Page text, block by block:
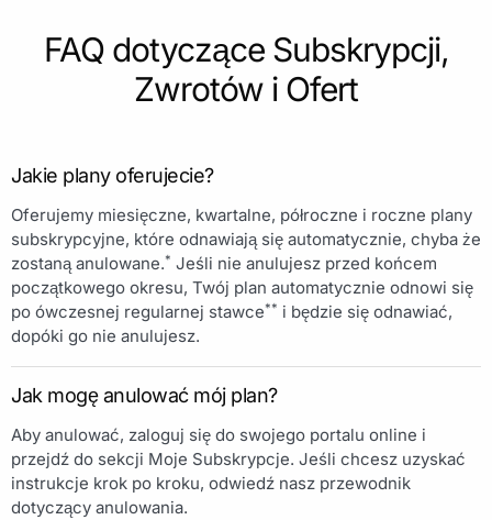
FAQ dotyczące Subskrypcji,
Zwrotów i Ofert
Jakie plany oferujecie?
Oferujemy miesięczne, kwartalne, półroczne i roczne plany
subskrypcyjne, które odnawiają się automatycznie, chyba że
zostaną anulowane.* Jeśli nie anulujesz przed końcem
początkowego okresu, Twój plan automatycznie odnowi się
po ówczesnej regularnej stawce** i będzie się odnawiać,
dopóki go nie anulujesz.
Jak mogę anulować mój plan?
Aby anulować, zaloguj się do swojego portalu online i
przejdź do sekcji Moje Subskrypcje. Jeśli chcesz uzyskać
instrukcje krok po kroku, odwiedź nasz przewodnik
dotyczący anulowania.